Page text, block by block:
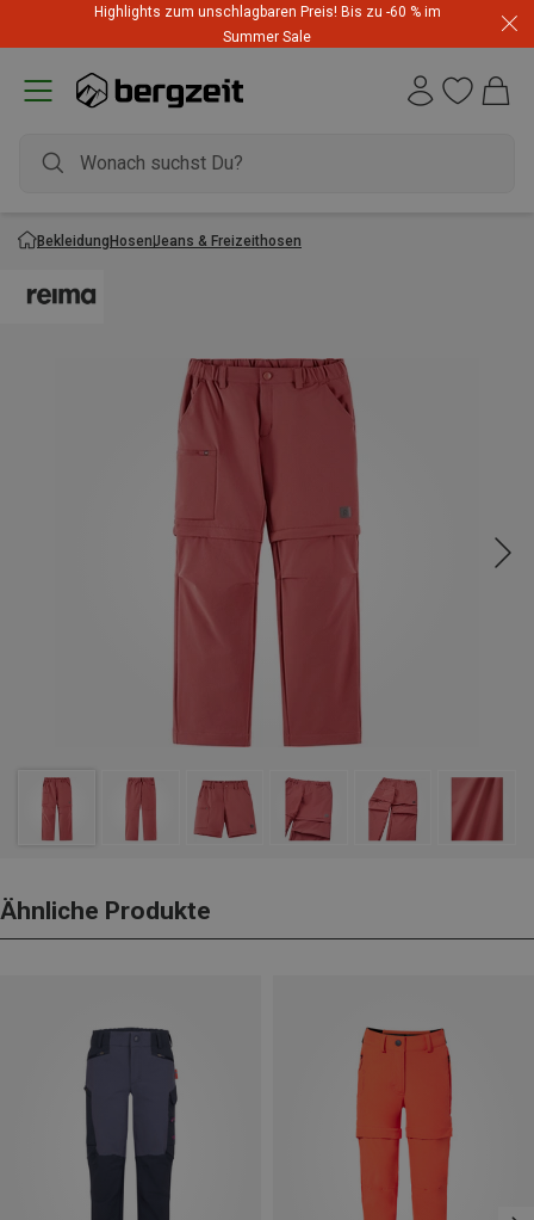
Highlights zum unschlagbaren Preis! Bis zu -60 % im
Summer Sale
BekleidungHosenJeans & Freizeithosen
Ähnliche Produkte